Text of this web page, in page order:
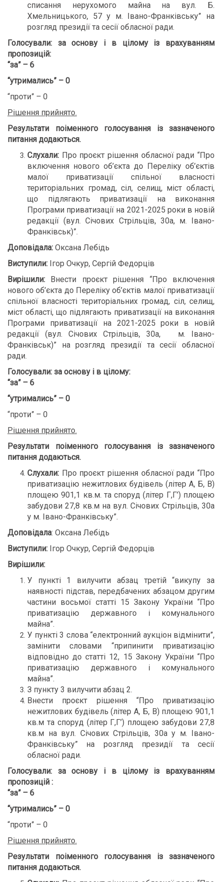
списання нерухомого майна на вул. Б.
Хмельницького, 57 у м. Івано-Франківську” на
розгляд президії та сесії обласної ради.
Голосували: за основу і в цілому із врахуванням
пропозицій:
“за” – 6
“утримались” – 0
“проти” – 0
Рішення прийнято.
Результати поіменного голосування із зазначеного
питання додаються.
Слухали: Про проєкт рішення обласної ради “Про
включення нового об’єкта до Переліку об’єктів
малої приватизації спільної власності
територіальних громад, сіл, селищ, міст області,
що підлягають приватизації на виконання
Програми приватизації на 2021-2025 роки в новій
редакції (вул. Січових Стрільців, 30а, м. Івано-
Франківськ)”.
Доповідала: Оксана Лебідь
Виступили: Ігор Очкур, Сергій Федорців
Вирішили: Внести проєкт рішення “Про включення
нового об’єкта до Переліку об’єктів малої приватизації
спільної власності територіальних громад, сіл, селищ,
міст області, що підлягають приватизації на виконання
Програми приватизації на 2021-2025 роки в новій
редакції (вул. Січових Стрільців, 30а, м. Івано-
Франківськ)” на розгляд президії та сесії обласної
ради.
Голосували: за основу і в цілому:
“за” – 6
“утримались” – 0
“проти” – 0
Рішення прийнято.
Результати поіменного голосування із зазначеного
питання додаються.
Слухали: Про проєкт рішення обласної ради “Про
приватизацію нежитлових будівель (літер А, Б, В)
площею 901,1 кв.м. та споруд (літер Г,Г’) площею
забудови 27,8 кв.м на вул. Січових Стрільців, 30а
у м. Івано-Франківську”.
Доповідала: Оксана Лебідь
Виступили: Ігор Очкур, Сергій Федорців
Вирішили:
У пункті 1 вилучити абзац третій “викупу за
наявності підстав, передбачених абзацом другим
частини восьмої статті 15 Закону України “Про
приватизацію державного і комунального
майна”.
У пункті 3 слова “електронний аукціон відмінити”,
замінити словами “припинити приватизацію
відповідно до статті 12, 15 Закону України “Про
приватизацію державного і комунального
майна”.
З пункту 3 вилучити абзац 2.
Внести проєкт рішення “Про приватизацію
нежитлових будівель (літер А, Б, В) площею 901,1
кв.м та споруд (літер Г,Г’) площею забудови 27,8
кв.м на вул. Січових Стрільців, 30а у м. Івано-
Франківську” на розгляд президії та сесії
обласної ради.
Голосували: за основу і в цілому із врахуванням
пропозицій :
“за” – 6
“утримались” – 0
“проти” – 0
Рішення прийнято.
Результати поіменного голосування із зазначеного
питання додаються.